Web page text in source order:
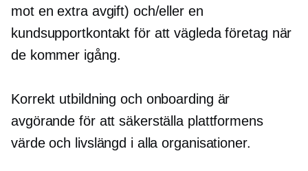
mot en extra avgift) och/eller en
kundsupportkontakt för att vägleda företag när
de kommer igång.
Korrekt utbildning och onboarding är
avgörande för att säkerställa plattformens
värde och livslängd i alla organisationer.